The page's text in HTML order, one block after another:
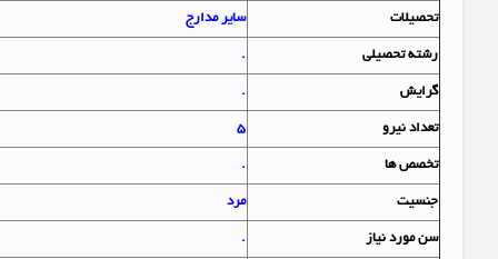
تحصيلات سایر مدارج
رشته تحصيلي .
گرايش .
تعداد نيرو 5
تخصص ها .
جنسيت مرد
سن مورد نياز .